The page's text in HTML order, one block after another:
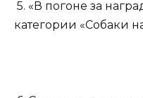
5. «В погоне за
категории «Собаки